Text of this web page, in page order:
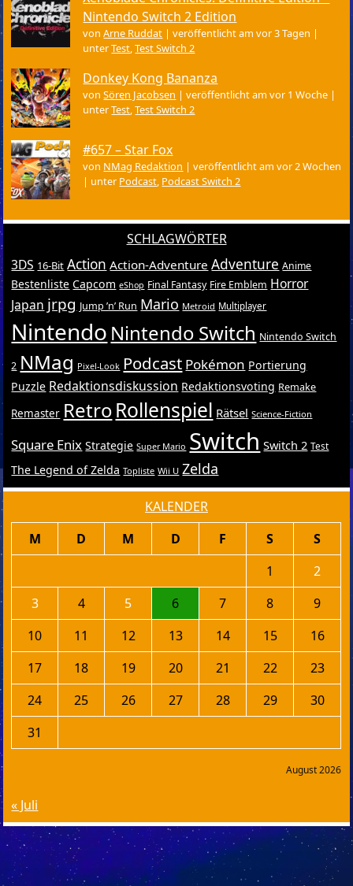
Nintendo Switch 2 Edition
vonArne Ruddat |veröffentlicht am vor 3 Tagen |
unterTest,Test Switch 2
Donkey Kong Bananza
vonSören Jacobsen |veröffentlicht am vor 1 Woche |
unterTest,Test Switch 2
#657 – Star Fox
von NMag Redaktion |veröffentlicht am vor 2 Wochen
| unter Podcast, Podcast Switch 2
SCHLAGWÖRTER
3DS 16-Bit Action Action-Adventure Adventure Anime
Bestenliste Capcom eShop Final Fantasy Fire Emblem Horror
Japan jrpg Jump ’n’ Run Mario Metroid Multiplayer
Nintendo Nintendo Switch Nintendo Switch
2 NMag Pixel-Look Podcast Pokémon Portierung
Puzzle Redaktionsdiskussion Redaktionsvoting Remake
Remaster RetroRollenspiel Rätsel Science-Fiction
Square Enix Strategie Super Mario Switch Switch 2 Test
The Legend of Zelda Topliste Wii U Zelda
KALENDER
August 2026
M D M D F S
S
1
2
3
4 5 6 7 8
9
10
11 12 13 14 15
16
17
18 19 20 21 22
23
24
25 26 27 28 29
30
31
« Juli